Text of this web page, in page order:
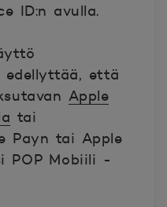
ID:n avulla.
edellyttää, että
Apple
tai
Payn tai Apple
POP Mobiili -